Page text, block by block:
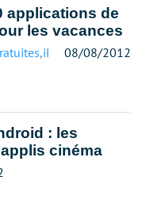
applications de
les vacances
,iPhone,Mobile
08/08/2012
: les
cinéma